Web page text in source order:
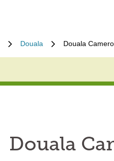
Douala Douala
Douala